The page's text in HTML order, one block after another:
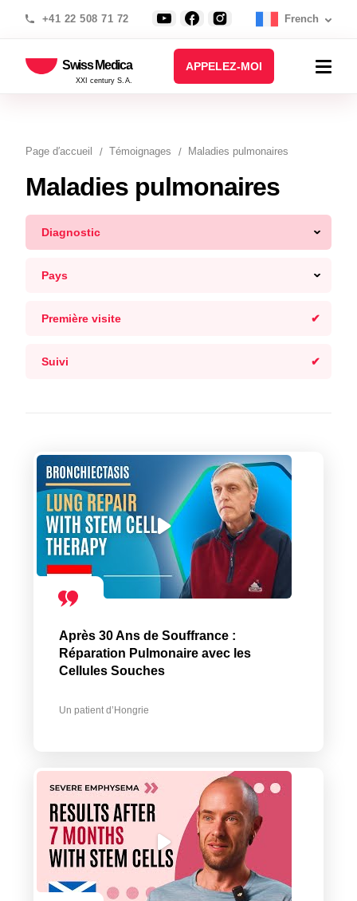
+41 22 508 71 72 French
Swiss Medica
XXI century S.A.
APPELEZ-MOI
Page d′accueil Témoignages Maladies pulmonaires
Maladies pulmonaires
Diagnostic
Pays
Première visite
Suivi
Après 30 Ans de Souffrance :
Réparation Pulmonaire avec les
Cellules Souches
Un patient d’Hongrie